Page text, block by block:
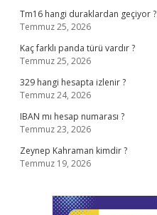
Tm16 hangi duraklardan geçiyor ?
Temmuz 25, 2026
Kaç farklı panda türü vardır ?
Temmuz 25, 2026
329 hangi hesapta izlenir ?
Temmuz 24, 2026
IBAN mı hesap numarası ?
Temmuz 23, 2026
Zeynep Kahraman kimdir ?
Temmuz 19, 2026